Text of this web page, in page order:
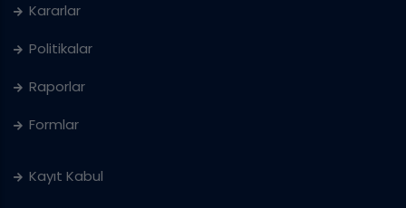
Kararlar
Politikalar
Raporlar
Formlar
Kayıt Kabul